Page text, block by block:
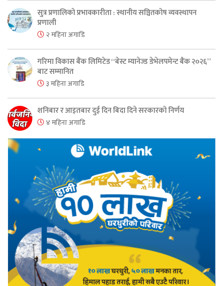
सुत्र प्रणालिको प्रभावकारीता : स्थानीय सञ्चितकोष व्यवस्थापन
प्रणाली
२ महिना अगाडि
गरिमा विकास बैंक लिमिटेड “बेस्ट म्यानेज्ड डेभेलपमेन्ट बैंक २०२६”
बाट सम्मानित
३ महिना अगाडि
शनिबार र आइतबार दुई दिन बिदा दिने सरकारको निर्णय
४ महिना अगाडि